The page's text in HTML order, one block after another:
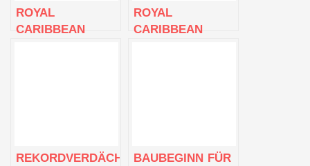
ROYAL
CARIBBEAN
ROYAL
CARIBBEAN
REKORDVERDÄCHTIGEBAUBEGINN FÜR